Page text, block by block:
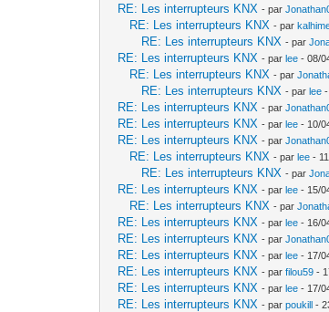
RE: Les interrupteurs KNX - par
RE: Les interrupteurs KNX - par
RE: Les interrupteurs KNX - par
RE: Les interrupteurs KNX - parlee - 08/
RE: Les interrupteurs KNX - par
RE: Les interrupteurs KNX - parlee
RE: Les interrupteurs KNX - par
RE: Les interrupteurs KNX - parlee - 10/
RE: Les interrupteurs KNX - par
RE: Les interrupteurs KNX - parlee -
RE: Les interrupteurs KNX - par
RE: Les interrupteurs KNX - parlee - 15/
RE: Les interrupteurs KNX - par
RE: Les interrupteurs KNX - parlee - 16/
RE: Les interrupteurs KNX - par
RE: Les interrupteurs KNX - parlee - 17/
RE: Les interrupteurs KNX - parfilou59 -
RE: Les interrupteurs KNX - parlee - 17/
RE: Les interrupteurs KNX - parpoukill -